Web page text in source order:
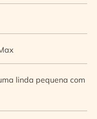
linda pequena com